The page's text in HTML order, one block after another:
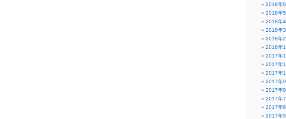
2018年6
2018年5
2018年4
2018年3
2018年2
2018年1
2017年
2017年
2017年
2017年9
2017年8
2017年7
2017年6
2017年5